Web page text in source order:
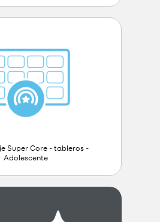
Super Core - tableros -
Adolescente